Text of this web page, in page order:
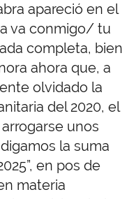
apareció en el
va conmigo/ tu
completa, bien
ahora que, a
olvidado la
del 2020, el
unos
la suma
en pos de
materia